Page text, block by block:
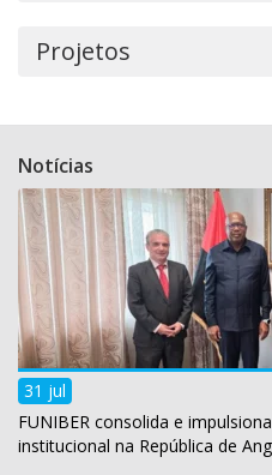
Projetos
Notícias
31 jul
FUNIBER consolida e
institucional na República de